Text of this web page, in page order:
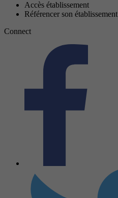
Accès établissement
Référencer son établissement
Connect